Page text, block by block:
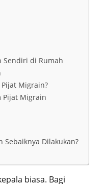
Sendiri di Rumah
Migrain?
Pijat Migrain
Sebaiknya Dilakukan?
biasa. Bagi